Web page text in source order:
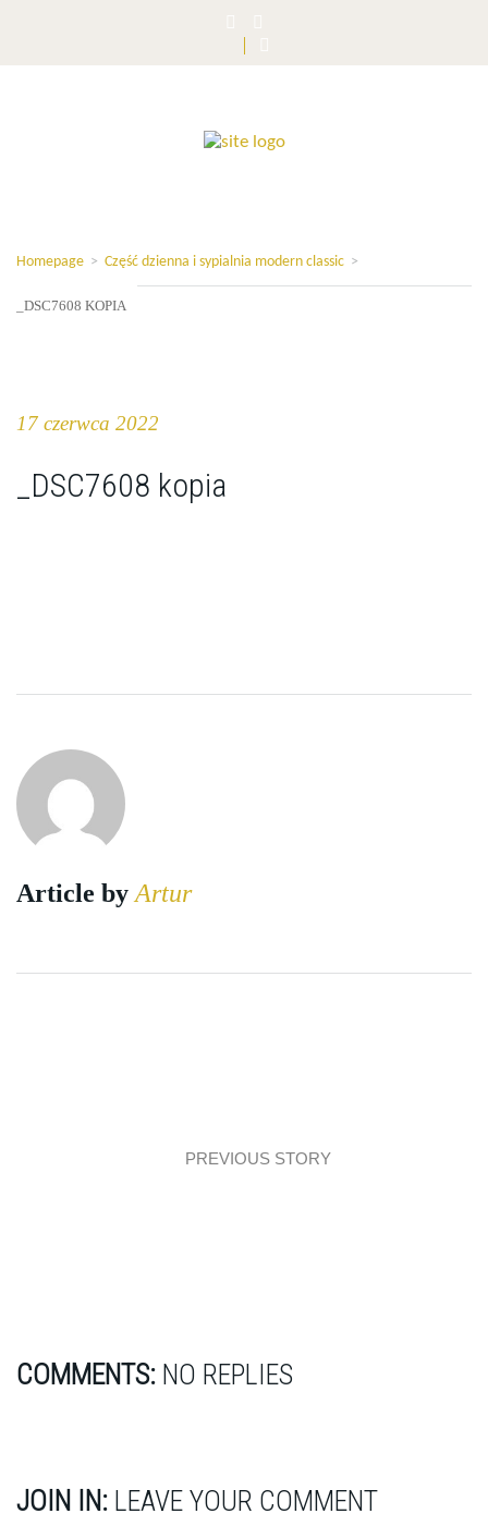
Homepage > Część dzienna i sypialnia modern classic >
_DSC7608 KOPIA
17 czerwca 2022
_DSC7608 kopia
Article byArtur
PREVIOUS STORY
COMMENTS: NO REPLIES
JOIN IN: LEAVE YOUR COMMENT